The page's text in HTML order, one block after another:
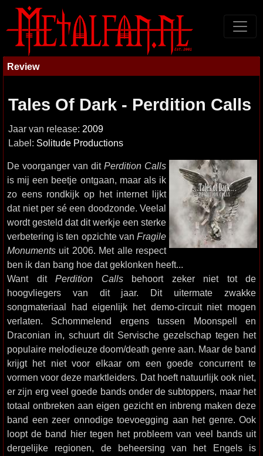
Review
Tales Of Dark - Perdition Calls
Jaar van release: 2009
Label: Solitude Productions
De voorganger van dit Perdition Calls
is mij een beetje ontgaan, maar als ik
zo eens rondkijk op het internet lijkt
dat niet per sé een doodzonde. Veelal
wordt gesteld dat dit werkje een sterke
verbetering is ten opzichte van Fragile
Monuments uit 2006. Met alle respect
ben ik dan bang hoe dat geklonken heeft...
Want dit Perdition Callsbehoort zeker niet tot de
hoogvliegers van dit jaar. Dit uitermate zwakke
songmateriaal had eigenlijk het demo-circuit niet mogen
verlaten. Schommelend ergens tussen Moonspell en
Draconian in, schuurt dit Servische gezelschap tegen het
populaire melodieuze doom/death genre aan. Maar de band
krijgt het niet voor elkaar om een goede concurrent te
vormen voor deze marktleiders. Dat hoeft natuurlijk ook niet,
er zijn erg veel goede bands onder de subtoppers, maar het
totaal ontbreken aan eigen gezicht en inbreng maken deze
band een zeer onnodige toevoegging aan het genre. Ook
loopt de band hier tegen het probleem van veel bands uit
dergelijke regionen, de beheersing van het Engels is